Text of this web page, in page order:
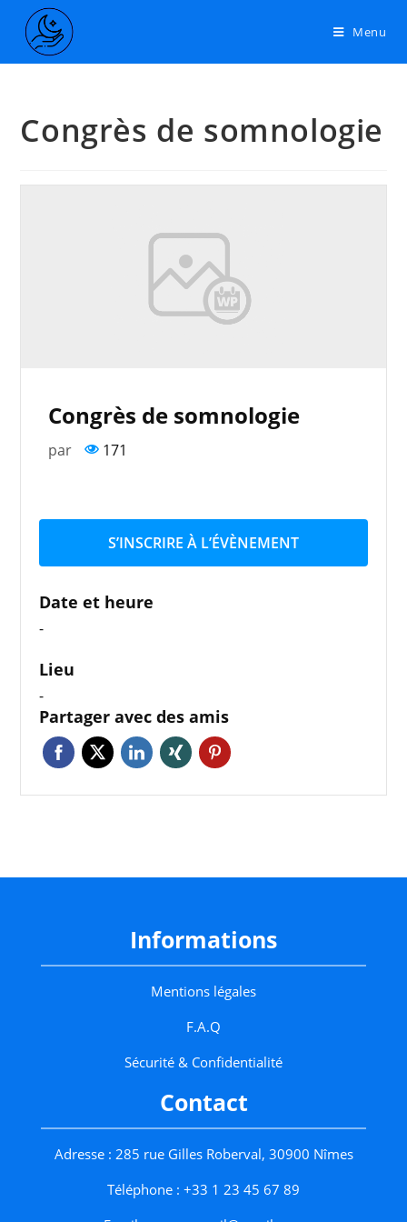
Menu
Congrès de somnologie
Congrès de somnologie
par 171
S’INSCRIRE À L’ÉVÈNEMENT
Date et heure
-
Lieu
-
Partager avec des amis
Informations
Mentions légales
F.A.Q
Sécurité & Confidentialité
Contact
Adresse : 285 rue Gilles Roberval, 30900 Nîmes
Téléphone : +33 1 23 45 67 89